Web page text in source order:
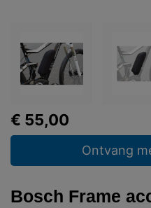
€ 55,00
Ontvang
Bosch Frame